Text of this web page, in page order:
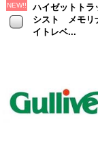
NEW!!
ハイゼットト
シスト メモ
イトレベ...